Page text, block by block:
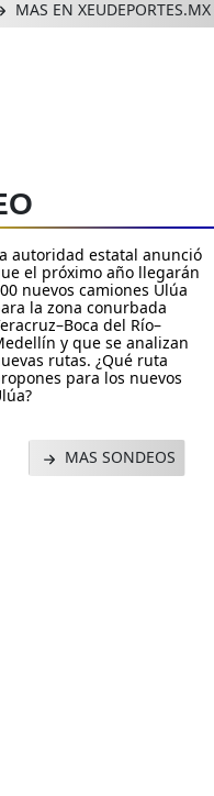
MAS EN XEUDEPORTES.MX
autoridad estatal anunció
el próximo año llegarán
nuevos camiones Ulúa
la zona conurbada
del Río–
y que se analizan
rutas. ¿Qué ruta
para los nuevos
MAS SONDEOS